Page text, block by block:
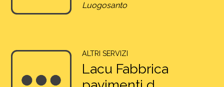
Luogosanto
ALTRI SERVIZI
Lacu Fabbrica